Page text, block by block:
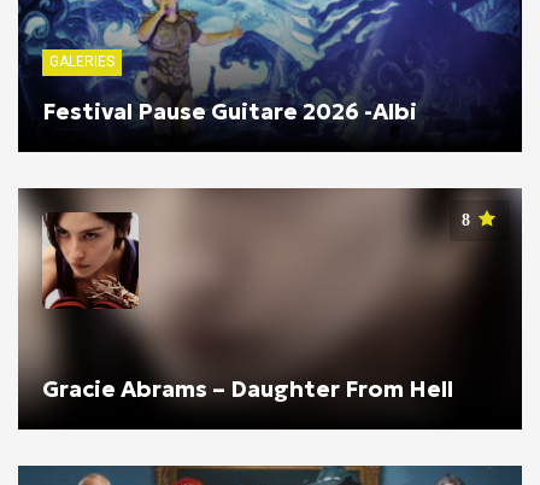
GALERIES
Festival Pause Guitare 2026 -Albi
8
Gracie Abrams – Daughter From Hell